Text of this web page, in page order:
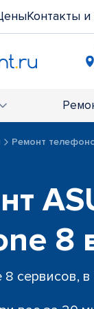
Контакты
Ремонт
8
сервисов,